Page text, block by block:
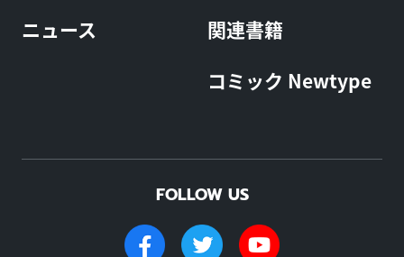
ニュース
関連書籍
コミック Newtype
FOLLOW US